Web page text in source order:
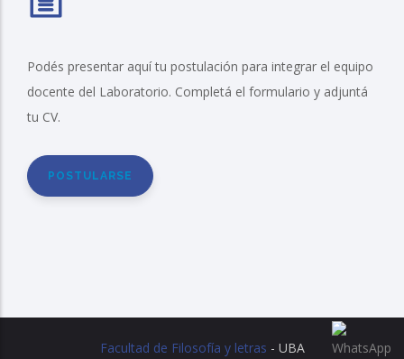
Podés presentar aquí tu postulación para integrar el equipo
docente del Laboratorio. Completá el formulario y adjuntá
tu CV.
POSTULARSE
Facultad de Filosofía y letras - UBA